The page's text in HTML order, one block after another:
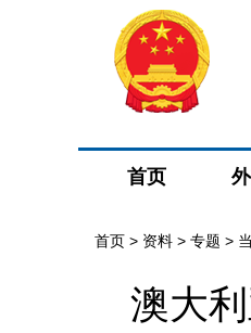
首页
首页 > 资料 > 专题 >
澳大